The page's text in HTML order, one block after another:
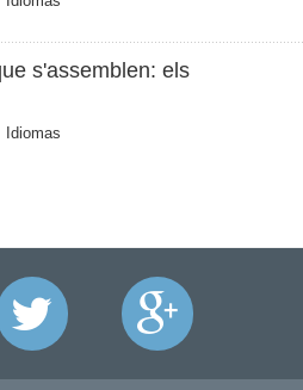
s'assemblen: els
Idiomas